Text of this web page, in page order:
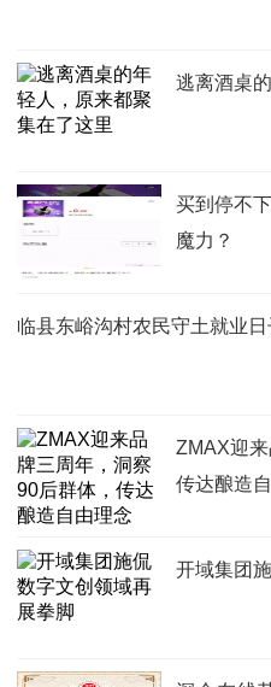
逃离酒桌
买到停不
魔力？
临县东峪沟村农民守土就业日
ZMAX迎
传达酿造
开域集团